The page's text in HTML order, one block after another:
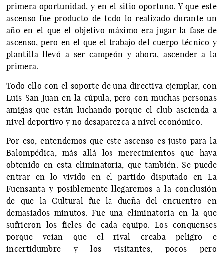
primera oportunidad, y en el sitio oportuno. Y que este
ascenso fue producto de todo lo realizado durante un
año en el que el objetivo máximo era jugar la fase de
ascenso, pero en el que el trabajo del cuerpo técnico y
plantilla llevó a ser campeón y ahora, ascender a la
primera.
Todo ello con el soporte de una directiva ejemplar, con
Luis San Juan en la cúpula, pero con muchas personas
amigas que están luchando porque el club ascienda a
nivel deportivo y no desaparezca a nivel económico.
Por eso, entendemos que este ascenso es justo para la
Balompédica, más allá los merecimientos que haya
obtenido en esta eliminatoria, que también. Se puede
entrar en lo vivido en el partido disputado en La
Fuensanta y posiblemente llegaremos a la conclusión
de que la Cultural fue la dueña del encuentro en
demasiados minutos. Fue una eliminatoria en la que
sufrieron los fieles de cada equipo. Los conquenses
porque veían que el rival creaba peligro e
incertidumbre y los visitantes, pocos pero